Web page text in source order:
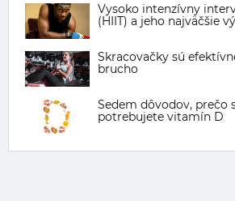
Vysoko intenzívny
(HIIT) a jeho najväčšie
Skracovačky sú
brucho
Sedem dôvodov, prečo
potrebujete vitamín D